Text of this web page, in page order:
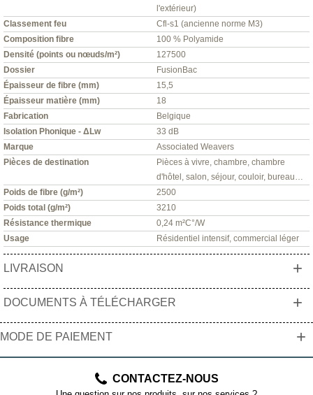
l'extérieur)
Classement feu
Cfl-s1 (ancienne norme M3)
Composition fibre
100 % Polyamide
Densité (points ou nœuds/m²)
127500
Dossier
FusionBac
Épaisseur de fibre (mm)
15,5
Épaisseur matière (mm)
18
Fabrication
Belgique
Isolation Phonique - ΔLw
33 dB
Marque
Associated Weavers
Pièces de destination
Pièces à vivre, chambre, chambre
d'hôtel, salon, séjour, couloir, bureau…
Poids de fibre (g/m²)
2500
Poids total (g/m²)
3210
Résistance thermique
0,24 m²C°/W
Usage
Résidentiel intensif, commercial léger
LIVRAISON +
DOCUMENTS À TÉLÉCHARGER +
MODE DE PAIEMENT +
CONTACTEZ-NOUS